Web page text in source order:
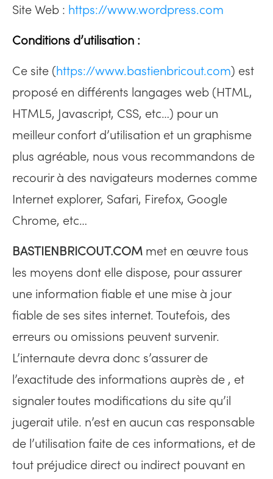
Site Web : https://www.wordpress.com
Conditions d’utilisation :
Ce site (https://www.bastienbricout.com) est
proposé en différents langages web (HTML,
HTML5, Javascript, CSS, etc…) pour un
meilleur confort d’utilisation et un graphisme
plus agréable, nous vous recommandons de
recourir à des navigateurs modernes comme
Internet explorer, Safari, Firefox, Google
Chrome, etc…
BASTIENBRICOUT.COM met en œuvre tous
les moyens dont elle dispose, pour assurer
une information fiable et une mise à jour
fiable de ses sites internet. Toutefois, des
erreurs ou omissions peuvent survenir.
L’internaute devra donc s’assurer de
l’exactitude des informations auprès de , et
signaler toutes modifications du site qu’il
jugerait utile. n’est en aucun cas responsable
de l’utilisation faite de ces informations, et de
tout préjudice direct ou indirect pouvant en